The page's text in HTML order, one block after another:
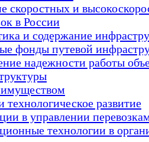
скоростных и
в России
и содержание
фонды путевой
надежности работы
развитие
в управлении
технологии в